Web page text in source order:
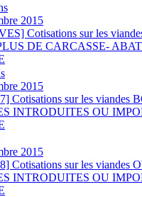
2015
Cotisations sur les
DE CARCASSE-
2015
Cotisations sur les viandes
INTRODUITES OU
2015
Cotisations sur les viandes
INTRODUITES OU